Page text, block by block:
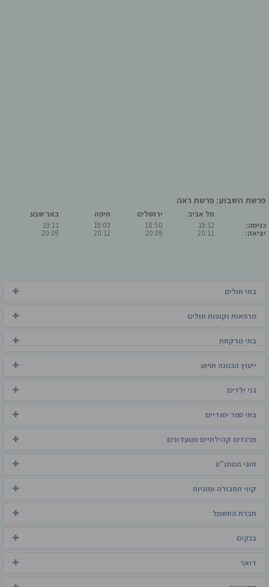
פרשת השבוע: פרשת ראה
כניסה:
יציאה:
תל אביב
19:12
20:11
ירושלים
18:50
20:09
חיפה
19:03
20:12
באר שבע
19:11
20:09
בתי חולים
מרפאות וקופות חולים
בתי מרקחת
ייעוץ הכוונה וסיוע
גני ילדים
בתי ספר יסודיים
מרכזים קהילתיים ומועדונים
חוגי המתנ"ס
קווי תחבורה ומוניות
חברת החשמל
בנקים
דואר